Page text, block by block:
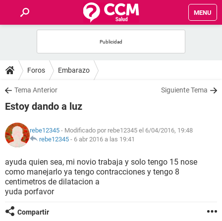
MENU
FOROS
SALUD
FAMILIA
NUTRICIÓN
BIENESTAR
SEXUALIDAD
GLOSARIO
Foros Embarazo
Tema Anterior Siguiente Tema
Estoy dando a luz
rebe12345 - Modificado por rebe12345 el 6/04/2016, 19:48
rebe12345 - 6 abr 2016 a las 19:41
ayuda quien sea, mi novio trabaja y solo tengo 15 nose
como manejarlo ya tengo contracciones y tengo 8
centimetros de dilatacion a
yuda porfavor
Compartir